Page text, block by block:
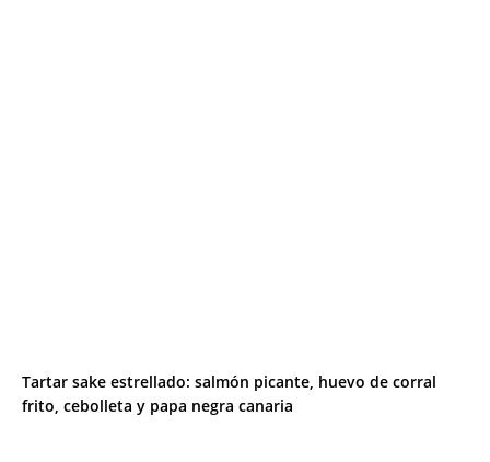
Tartar sake estrellado: salmón picante, huevo de corral
frito, cebolleta y papa negra canaria